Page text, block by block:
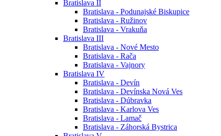
Bratislava II
Bratislava - Podunajské Biskupice
Bratislava - Ružinov
Bratislava - Vrakuňa
Bratislava III
Bratislava - Nové Mesto
Bratislava - Rača
Bratislava - Vajnory
Bratislava IV
Bratislava - Devín
Bratislava - Devínska Nová Ves
Bratislava - Dúbravka
Bratislava - Karlova Ves
Bratislava - Lamač
Bratislava - Záhorská Bystrica